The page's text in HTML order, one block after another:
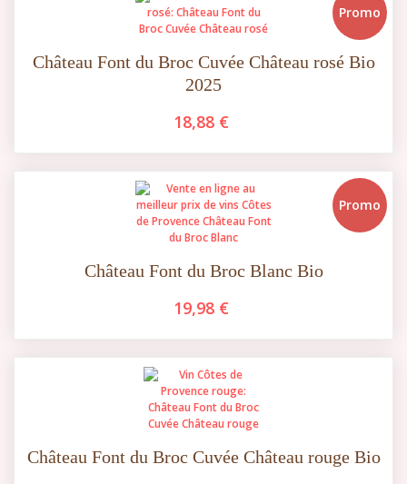
Promo
Château Font du Broc Cuvée Château rosé Bio
2025
18,88 €
Promo
Château Font du Broc Blanc Bio
19,98 €
Château Font du Broc Cuvée Château rouge Bio